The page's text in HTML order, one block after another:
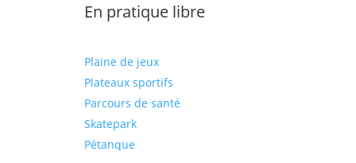
En pratique libre
Plaine de jeux
Plateaux sportifs
Parcours de santé
Skatepark
Pétanque